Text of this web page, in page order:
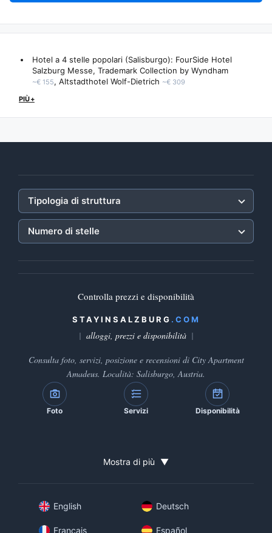
Hotel a 4 stelle popolari (Salisburgo): FourSide Hotel
Salzburg Messe, Trademark Collection by Wyndham
~€ 155, Altstadthotel Wolf-Dietrich ~€ 309
PIÙ+
Tipologia di struttura
Numero di stelle
Controlla prezzi e disponibilità
STAYINSALZBURG .COM
alloggi, prezzi e disponibilità
Consulta foto, servizi, posizione e recensioni di City Apartment
Amadeus. Località: Salisburgo, Austria.
Foto Servizi Disponibilità
Mostra di più ▼
English Deutsch
Français Español